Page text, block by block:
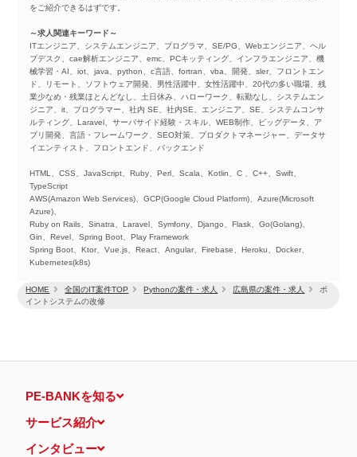
HOME 全国のIT案件TOP Pythonの案件・求人 広島県の案件・求人
ポ
イントシステムの改修
をご紹介できるはずです。
～求人関連キーワード～
ITエンジニア、システムエンジニア、プログラマ、SE/PG、Webエンジニア、ヘル
プデスク、cae解析エンジニア、emc、PCキッティング、インフラエンジニア、機
械学習・AI、iot、java、python、c言語、fortran、vba、開発、sler、フロントエン
ド、リモート、ソフトウェア開発、男性活躍中、女性活躍中、20代の多い職場、残
業少なめ・残業ほとんどなし、土日休み、ハローワーク、転勤なし、システムエン
ジニア、it、プログラマー、社内 SE、社内SE、エンジニア、SE、システムコンサ
ルティング、Laravel、サーバサイド経験・スキル、WEB制作、ビッグデータ、ア
プリ開発、言語・フレームワーク、SEO対策、プロダクトマネージャー、データサ
イエンティスト、フロントエンド、バックエンド
HTML、CSS、JavaScript、Ruby、Perl、Scala、Kotlin、C 、C++、Swift、
TypeScript
AWS(Amazon Web Services)、GCP(Google Cloud Platform)、Azure(Microsoft
Azure)、
Ruby on Rails、Sinatra、Laravel、Symfony、Django、Flask、Go(Golang)、
Gin、Revel、Spring Boot、Play Framework
Spring Boot、Ktor、Vue.js、React、Angular、Firebase、Heroku、Docker、
Kubernetes(k8s)
PE-BANKを知る
サービス紹介
インタビュー